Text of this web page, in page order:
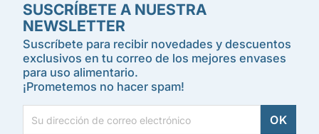
SUSCRÍBETE A NUESTRA
NEWSLETTER
Suscríbete para recibir novedades y descuentos
exclusivos en tu correo de los mejores envases
para uso alimentario.
¡Prometemos no hacer spam!